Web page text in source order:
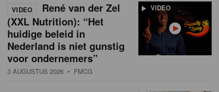
VIDEO
VIDEO
René van der Zel
(XXL Nutrition): “Het
huidige beleid in
Nederland is niet gunstig
voor ondernemers”
3 AUGUSTUS 2026 • FMCG